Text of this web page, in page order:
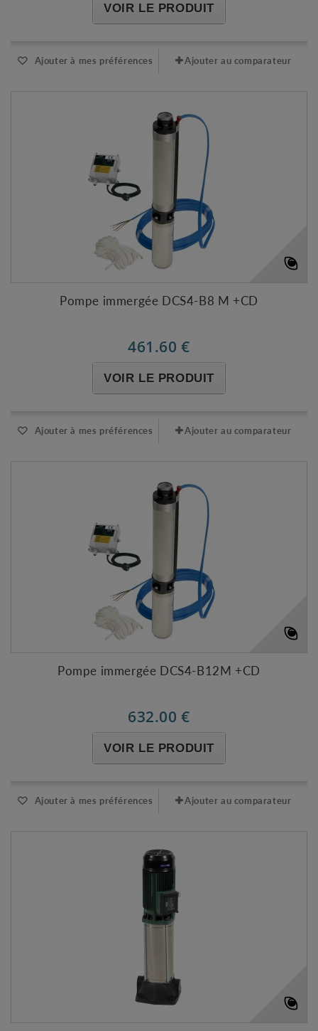
VOIR LE PRODUIT
Ajouter à mes préférences Ajouter au comparateur
Pompe immergée DCS4-B8 M +CD
461.60 €
VOIR LE PRODUIT
Ajouter à mes préférences Ajouter au comparateur
Pompe immergée DCS4-B12M +CD
632.00 €
VOIR LE PRODUIT
Ajouter à mes préférences Ajouter au comparateur